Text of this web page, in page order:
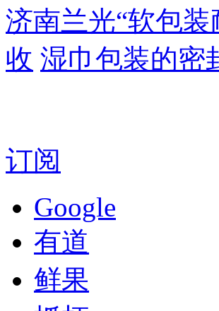
济南兰光“软包
收 湿巾包装的密
订阅
Google
有道
鲜果